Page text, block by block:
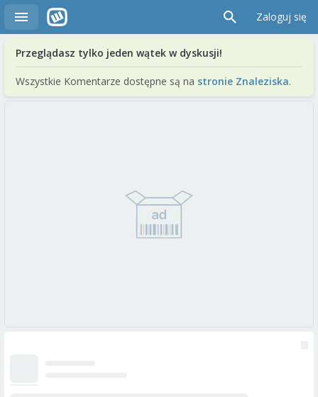
Zaloguj się
Przeglądasz tylko jeden wątek w dyskusji!
Wszystkie Komentarze dostępne są na stronie Znaleziska.